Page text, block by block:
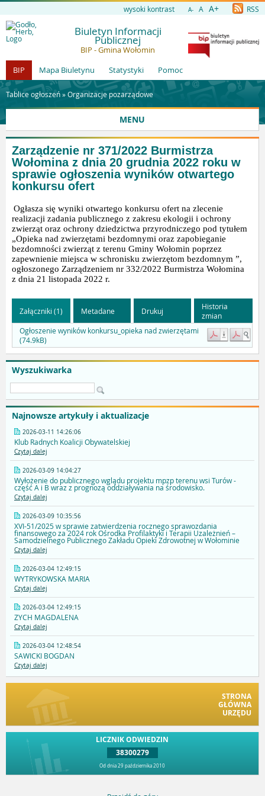
wysoki kontrast A- A A+ RSS
Biuletyn Informacji
Publicznej
BIP - Gmina Wołomin
BIP
Mapa Biuletynu Statystyki Pomoc
Tablice ogłoszeń »Organizacje pozarządowe
MENU
Wyszukiwarka
Najnowsze artykuły i aktualizacje
2026-03-11 14:26:06
Klub Radnych Koalicji Obywatelskiej
Czytaj dalej
2026-03-09 14:04:27
Wyłożenie do publicznego wglądu projektu mpzp terenu wsi Turów -
część A i B wraz z prognozą oddziaływania na środowisko.
Czytaj dalej
2026-03-09 10:35:56
XVI-51/2025 w sprawie zatwierdzenia rocznego sprawozdania
finansowego za 2024 rok Ośrodka Profilaktyki i Terapii Uzależnień –
Samodzielnego Publicznego Zakładu Opieki Zdrowotnej w Wołominie
Czytaj dalej
2026-03-04 12:49:15
WYTRYKOWSKA MARIA
Czytaj dalej
2026-03-04 12:49:15
ZYCH MAGDALENA
Czytaj dalej
2026-03-04 12:48:54
SAWICKI BOGDAN
Czytaj dalej
STRONA
GŁÓWNA
URZĘDU
LICZNIK ODWIEDZIN
38300279
Od dnia 29 października 2010
Zarządzenie nr 371/2022 Burmistrza
Wołomina z dnia 20 grudnia 2022 roku w
sprawie ogłoszenia wyników otwartego
konkursu ofert
Ogłasza się wyniki otwartego konkursu ofert na zlecenie
realizacji zadania publicznego z zakresu ekologii i ochrony
zwierząt oraz ochrony dziedzictwa przyrodniczego pod tytułem
„Opieka nad zwierzętami bezdomnymi oraz zapobieganie
bezdomności zwierząt z terenu Gminy Wołomin poprzez
zapewnienie miejsca w schronisku zwierzętom bezdomnym ”,
ogłoszonego Zarządzeniem nr 332/2022 Burmistrza Wołomina
z dnia 21 listopada 2022 r.
Załączniki (1) Metadane Drukuj
Historia
zmian
Ogłoszenie wyników konkursu_opieka nad zwierzętami
(74.9kB)